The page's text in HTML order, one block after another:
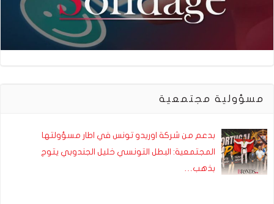
مسؤولية مجتمعية
بدعم من شركة اوريدو تونس في اطار مسؤولتها
المجتمعية: البطل التونسي خليل الجندوبي يتوج
بذهب…